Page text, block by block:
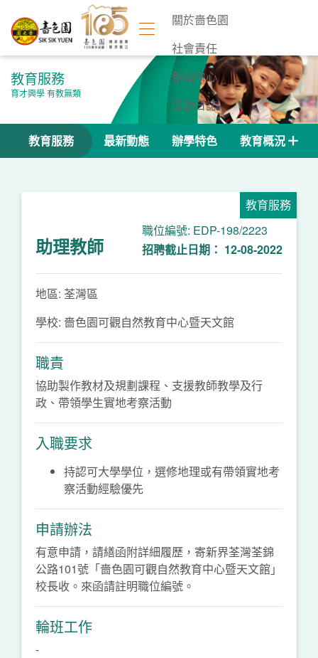
關於嗇色園
社會責任
新聞中心
活動日誌
聯絡我們
教育服務
育才興學 有教無類
教育服務 最新動態 辦學特色 教育概況
教育服務
助理教師
職位編號: EDP-198/2223
招聘截止日期： 12-08-2022
地區: 荃灣區
學校: 嗇色園可觀自然教育中心暨天文館
職責
協助製作教材及規劃課程、支援教師教學及行
政、帶領學生實地考察活動
入職要求
持認可大學學位，選修地理或有帶領實地考
察活動經驗優先
申請辦法
有意申請，請繕函附詳細履歷，寄新界荃灣荃錦
公路101號「嗇色園可觀自然教育中心暨天文館」
校長收。來函請註明職位編號。
輪班工作
-